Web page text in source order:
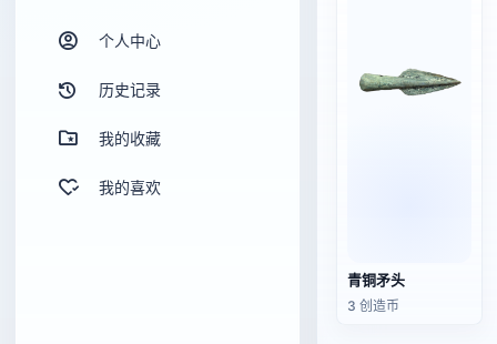
个人中心
历史记录
我的收藏
我的喜欢
青铜矛头
3 创造币